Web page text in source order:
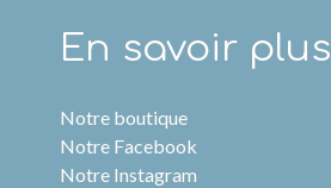
En savoir plus
Notre boutique
Notre Facebook
Notre Instagram